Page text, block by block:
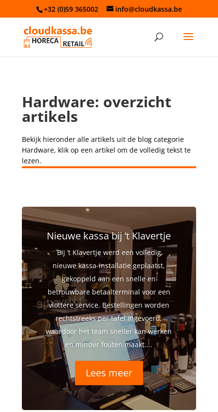
+32 (0)59 365002 info@cloudkassa.be
Hardware: overzicht
artikels
Bekijk hieronder alle artikels uit de blog categorie
Hardware, klik op een artikel om de volledig tekst te
lezen.
Nieuwe kassa bij ’t Klavertje
Bij ’t Klavertje werd een volledig
nieuwe kassa‑installatie geplaatst,
gekoppeld aan een snelle en
betrouwbare betaalterminal voor een
vlottere service. Bestellingen worden
rechtstreeks per tafel ingevoerd,
waardoor het team sneller kan werken
en minder fouten maakt....
Lees meer